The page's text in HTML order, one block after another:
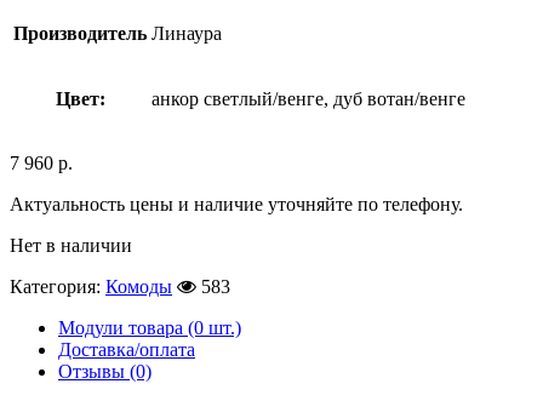
Производитель Линаура
Цвет: анкор светлый/венге, дуб вотан/венге
7 960 р.
Актуальность цены и наличие уточняйте по телефону.
Нет в наличии
Категория: Комоды
583
Модули товара (0 шт.)
Доставка/оплата
Отзывы (0)